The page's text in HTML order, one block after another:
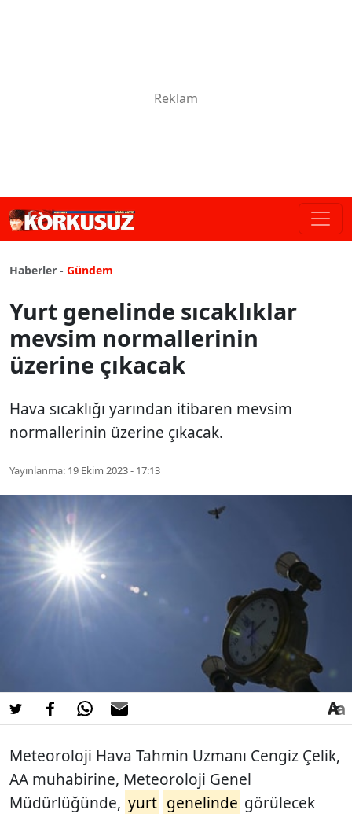
Haberler - Gündem
Yurt genelinde sıcaklıklar
mevsim normallerinin
üzerine çıkacak
Hava sıcaklığı yarından itibaren mevsim
normallerinin üzerine çıkacak.
Yayınlanma: 19 Ekim 2023 - 17:13
Meteoroloji Hava Tahmin Uzmanı Cengiz Çelik,
AA muhabirine, Meteoroloji Genel
Müdürlüğünde, yurt genelinde görülecek